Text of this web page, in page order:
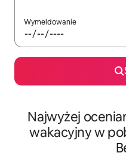
Wymeldowanie
Najwyżej
wakacyjny w